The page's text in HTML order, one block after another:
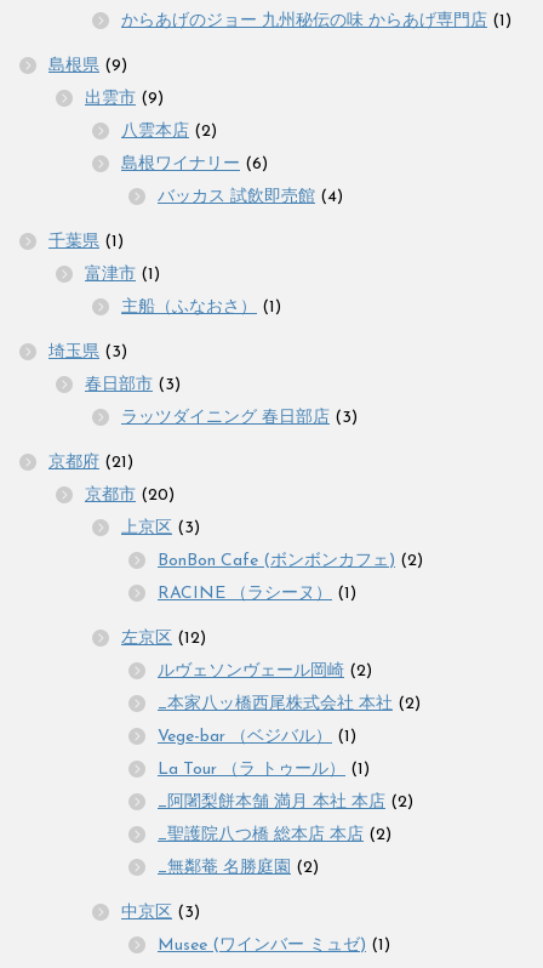
からあげのジョー 九州秘伝の味 からあげ専門店 (1)
島根県 (9)
出雲市 (9)
八雲本店 (2)
島根ワイナリー (6)
バッカス 試飲即売館 (4)
千葉県 (1)
富津市 (1)
主船（ふなおさ）
(1)
埼玉県 (3)
春日部市 (3)
ラッツダイニング 春日部店 (3)
京都府 (21)
京都市 (20)
上京区 (3)
BonBon Cafe (ボンボンカフェ) (2)
RACINE （ラシーヌ）
(1)
左京区 (12)
ルヴェソンヴェール岡崎 (2)
_本家八ッ橋西尾株式会社 本社 (2)
Vege-bar （ベジバル）
(1)
La Tour （ラ トゥール）
(1)
_阿闍梨餅本舗 満月 本社 本店 (2)
_聖護院八つ橋 総本店 本店 (2)
_無鄰菴 名勝庭園 (2)
中京区 (3)
Musee (ワインバー ミュゼ) (1)